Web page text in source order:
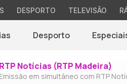
DESPORTO TELEVISÃO
Desporto
RTP Notícias (RTP Madeira)
Emissão em simultâneo com RTP